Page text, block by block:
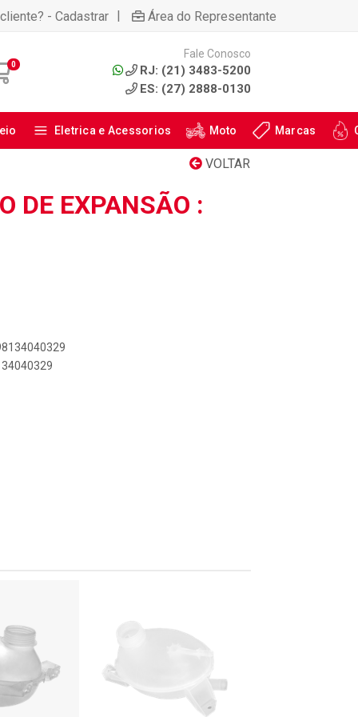
- Cadastrar | Área do Representante
0
Fale Conosco
RJ: (21) 3483-5200
ES: (27) 2888-0130
Eletrica e Acessorios Moto Marcas
VOLTAR
DE EXPANSÃO :